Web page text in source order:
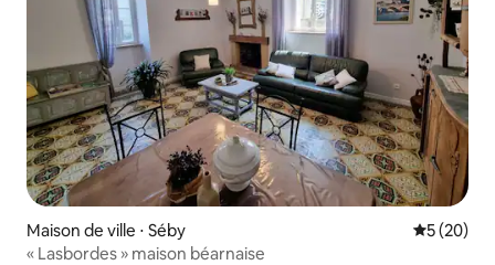
Maison de ville ⋅ Séby
5 (20)
« Lasbordes » maison béarnaise